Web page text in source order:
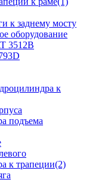
к заднему мосту
оборудование
3512B
к
подъема
к трапеции(2)